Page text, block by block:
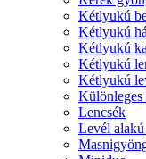
Kétlyukú
Kétlyukú
Kétlyukú
Kétlyukú
Kétlyukú
Lencsék
Levél